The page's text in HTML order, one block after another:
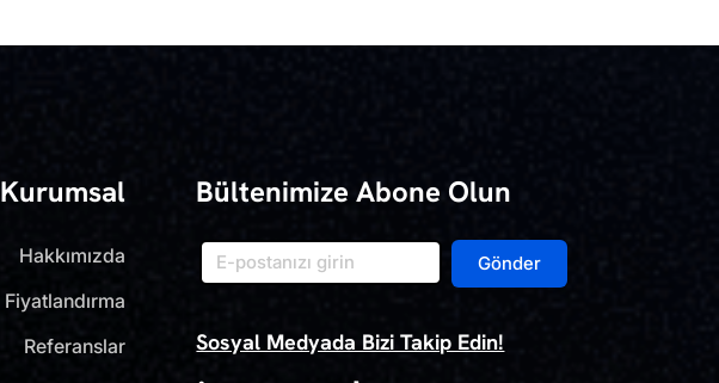
Kurumsal
Hakkımızda
Fiyatlandırma
Referanslar
Bültenimize Abone Olun
Gönder
Sosyal Medyada Bizi Takip Edin!